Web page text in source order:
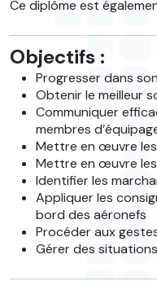
Ce diplôme est
Objectifs :
Progresser dans
Obtenir le meilleur
Communiquer
membres
Mettre en œuvre
Mettre en œuvre les
Identifier les
Appliquer les
bord des aéronefs
Procéder aux
Gérer des